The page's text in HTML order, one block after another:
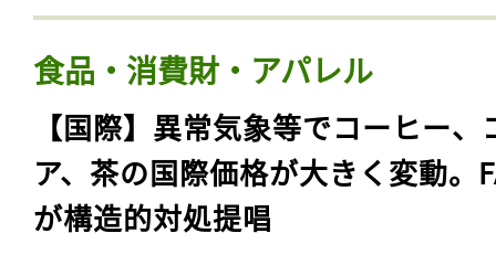
食品・消費財・アパレル
【国際】異常気象等でコーヒー、
ア、茶の国際価格が大きく変動。
が構造的対処提唱